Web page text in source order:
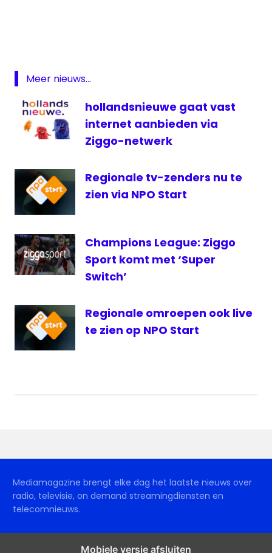
Smeris
televisie
Meer nieuws...
hollandsnieuwe gaat vast
internet aanbieden via
Ziggo-netwerk
Regionale tv-zenders nu te
zien via NPO Start
Champions League: Ziggo
Sport komt met ‘Super
Switch’
Regionale omroepen ook live
te zien op NPO Start
Mediamagazine brengt elke dag het laatste nieuws over
radio, televisie, on demand streamingdiensten en
telecomnieuws.
Mobiele versie afsluiten